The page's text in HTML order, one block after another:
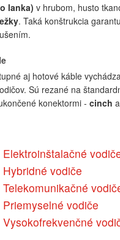
lanka) v hrubom, husto
. Taká konštrukcia
aj hotové káble
Sú rezané na
konektormi - cinch
Elektroinštalačné
Hybridné vodiče
Telekomunikačné
Priemyselné vodiče
Vysokofrekvenčné